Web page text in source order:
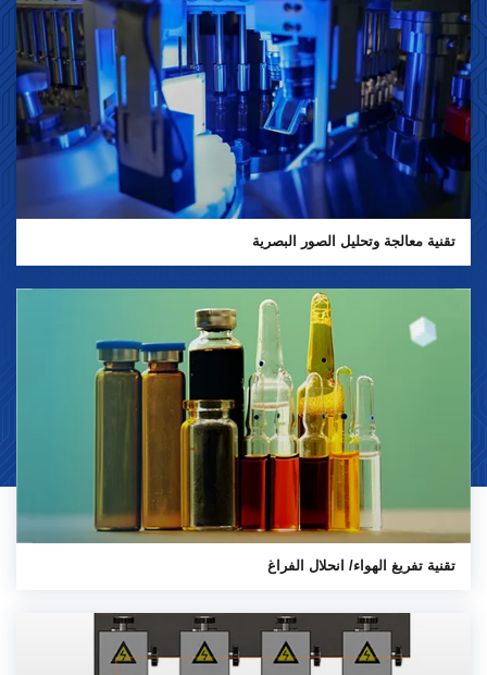
تقنية معالجة وتحليل الصور البصرية
تقنية تفريغ الهواء/ انحلال الفراغ